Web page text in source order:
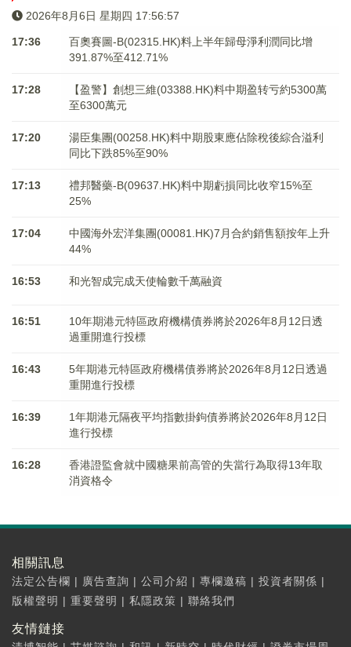
2026年8月6日 星期四 17:56:57
17:36
百奧賽圖-B(02315.HK)料上半年歸母淨利潤同比增
391.87%至412.71%
17:28
【盈警】創想三維(03388.HK)料中期盈转亏約5300萬
至6300萬元
17:20
湯臣集團(00258.HK)料中期股東應佔除稅後綜合溢利
同比下跌85%至90%
17:13
禮邦醫藥-B(09637.HK)料中期虧損同比收窄15%至
25%
17:04
中國海外宏洋集團(00081.HK)7月合約銷售額按年上升
44%
16:53 和光智成完成天使輪數千萬融資
16:51
10年期港元特區政府機構債券將於2026年8月12日透
過重開進行投標
16:43
5年期港元特區政府機構債券將於2026年8月12日透過
重開進行投標
16:39
1年期港元隔夜平均指數掛鉤債券將於2026年8月12日
進行投標
16:28
香港證監會就中國糖果前高管的失當行為取得13年取
消資格令
相關訊息
法定公告欄 | 廣告查詢 | 公司介紹 | 專欄邀稿 | 投資者關係 |
版權聲明 | 重要聲明 | 私隱政策 | 聯絡我們
友情鏈接